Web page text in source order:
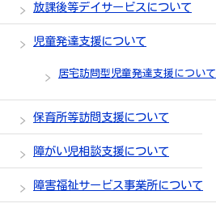
放課後等デイサービスについて
児童発達支援について
居宅訪問型児童発達支援について
保育所等訪問支援について
障がい児相談支援について
障害福祉サービス事業所について